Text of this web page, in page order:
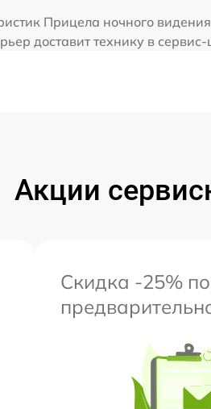
Прицела ночного
доставит технику в
Акции
Скидка -25% по